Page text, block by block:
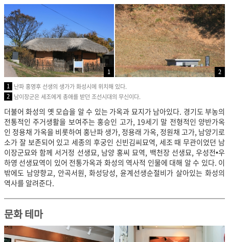
1
2
1 난파 홍영후 선생의 생가가 화성시에 위치해 있다.
2 남이장군은 세조에게 총애를 받던 조선시대의 무신이다.
더불어 화성의 옛 모습을 알 수 있는 가옥과 묘지가 남아있다. 경기도 부농의
전통적인 주거생활을 보여주는 홍승인 고가, 19세기 말 전형적인 양반가옥
인 정용채 가옥을 비롯하여 홍난파 생가, 정용래 가옥, 정원채 고가, 남양기로
소가 잘 보존되어 있고 세종의 후궁인 신빈김씨묘역, 세조 때 무관이었던 남
이장군묘와 함께 서거정 선생묘, 남양 홍씨 묘역, 백천장 선생묘, 우성전•우
하영 선생묘역이 있어 전통가옥과 화성의 역사적 인물에 대해 알 수 있다. 이
밖에도 남양향교, 안곡서원, 화성당성, 윤계선생순절비가 살아있는 화성의
역사를 알려준다.
문화 테마